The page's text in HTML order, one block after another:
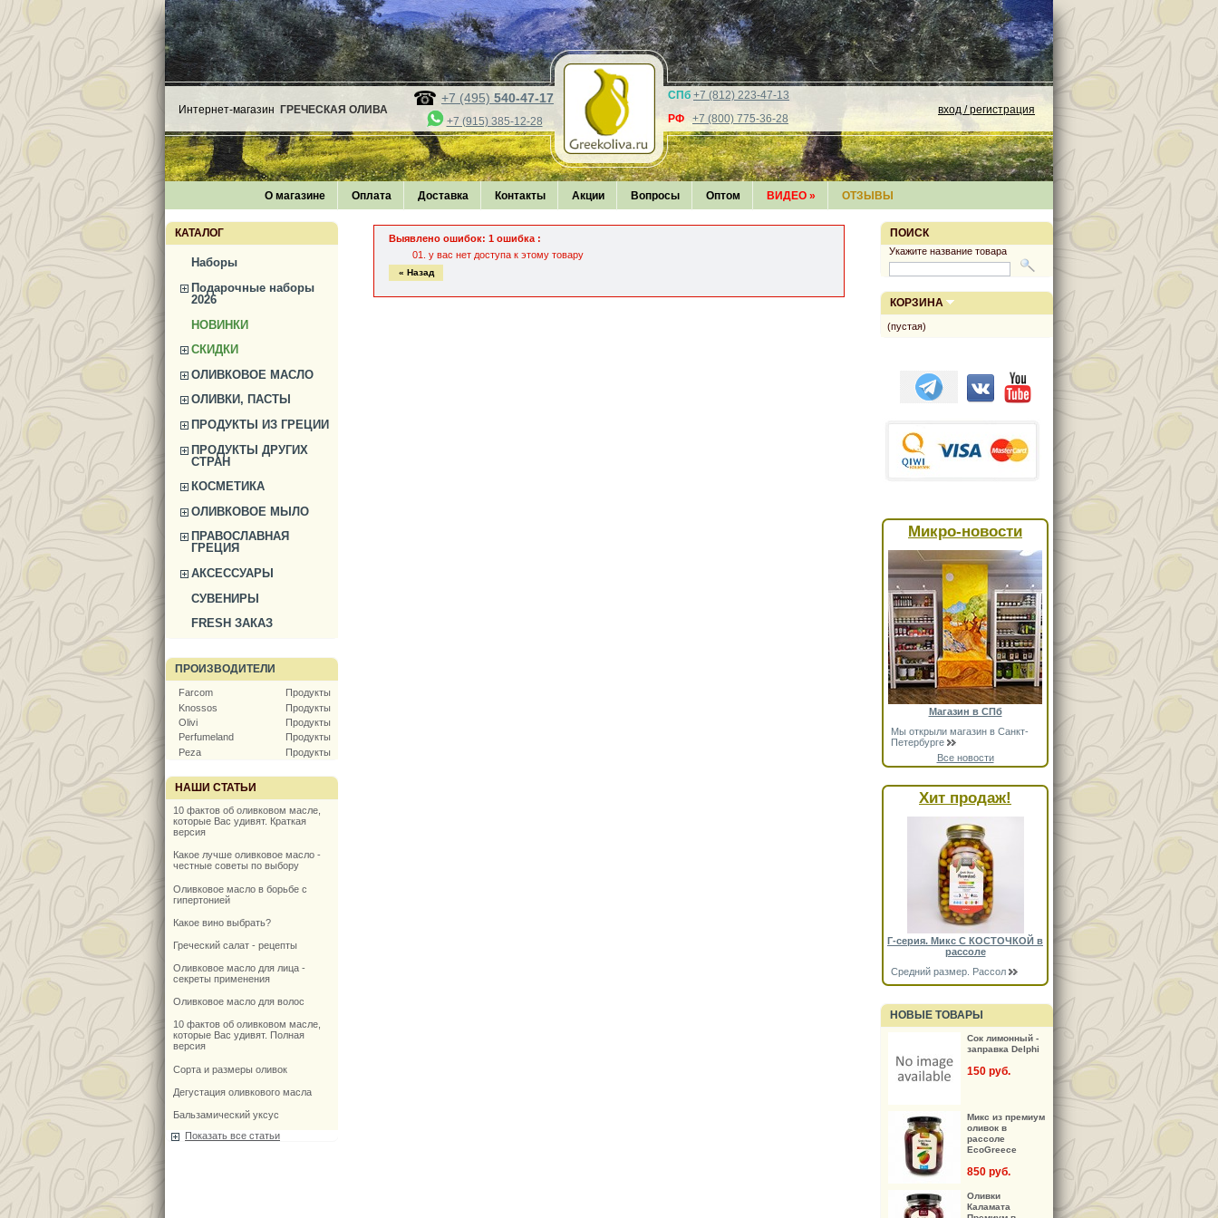
Интернет-магазин ГРЕЧЕСКАЯ ОЛИВА
+7 (495) 540-47-17
+7 (915) 385-12-28
СПб +7 (812) 223-47-13
РФ +7 (800) 775-36-28
вход / регистрация
О магазине Оплата Доставка Контакты Акции Вопросы Оптом ВИДЕО » ОТЗЫВЫ
КАТАЛОГ
Наборы
Подарочные наборы
2026
НОВИНКИ
СКИДКИ
ОЛИВКОВОЕ МАСЛО
ОЛИВКИ, ПАСТЫ
ПРОДУКТЫ ИЗ ГРЕЦИИ
ПРОДУКТЫ ДРУГИХ
СТРАН
КОСМЕТИКА
ОЛИВКОВОЕ МЫЛО
ПРАВОСЛАВНАЯ
ГРЕЦИЯ
АКСЕССУАРЫ
СУВЕНИРЫ
FRESH ЗАКАЗ
ПРОИЗВОДИТЕЛИ
Farcom
Продукты
Knossos
Продукты
Olivi
Продукты
Perfumeland
Продукты
Peza
Продукты
НАШИ СТАТЬИ
10 фактов об оливковом масле,
которые Вас удивят. Краткая
версия
Какое лучше оливковое масло -
честные советы по выбору
Оливковое масло в борьбе с
гипертонией
Какое вино выбрать?
Греческий салат - рецепты
Оливковое масло для лица -
секреты применения
Оливковое масло для волос
10 фактов об оливковом масле,
которые Вас удивят. Полная
версия
Сорта и размеры оливок
Дегустация оливкового масла
Бальзамический уксус
Показать все статьи
Выявлено ошибок: 1 ошибка :
у вас нет доступа к этому товару
« Назад
ПОИСК
Укажите название товара
КОРЗИНА
(пустая)
Микро-новости
Магазин в СПб
Мы открыли магазин в Санкт-
Петербурге
Все новости
Хит продаж!
Г-серия. Микс С КОСТОЧКОЙ в
рассоле
Средний размер. Рассол
НОВЫЕ ТОВАРЫ
Сок лимонный -
заправка Delphi
150 руб.
Микс из премиум
оливок в
рассоле
EcoGreece
850 руб.
Оливки
Каламата